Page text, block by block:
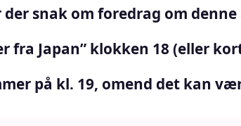
snak om foredrag om
fra Japan” klokken 18 (eller
på kl. 19, omend det kan